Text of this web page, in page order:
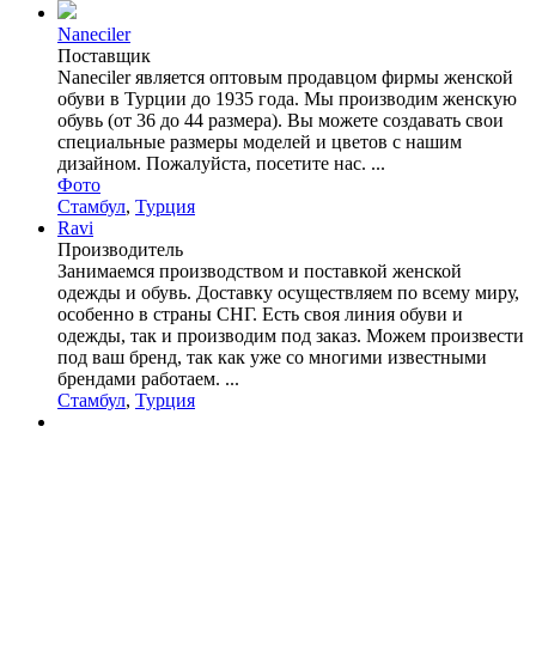
Naneciler
Поставщик
Naneciler является оптовым продавцом фирмы женской
обуви в Турции до 1935 года. Мы производим женскую
обувь (от 36 до 44 размера). Вы можете создавать свои
специальные размеры моделей и цветов с нашим
дизайном. Пожалуйста, посетите нас. ...
Фото
Стамбул, Турция
Ravi
Производитель
Занимаемся производством и поставкой женской
одежды и обувь. Доставку осуществляем по всему миру,
особенно в страны СНГ. Есть своя линия обуви и
одежды, так и производим под заказ. Можем произвести
под ваш бренд, так как уже со многими известными
брендами работаем. ...
Стамбул, Турция